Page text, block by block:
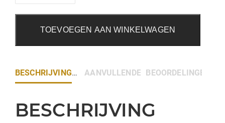
TOEVOEGEN AAN WINKELWAGEN
BESCHRIJVING AANVULLENDE INFORMATIE
BEOORDELINGEN (0)
BESCHRIJVING